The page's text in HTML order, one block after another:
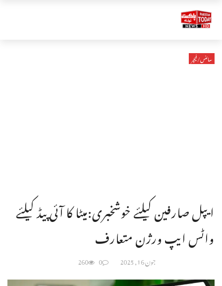
سائنس/فیچر
ایپل صارفین کیلئے خوشخبری:میٹا کا آئی پیڈ کیلئے
واٹس ایپ ورژن متعارف
جون 16, 2025 0
260